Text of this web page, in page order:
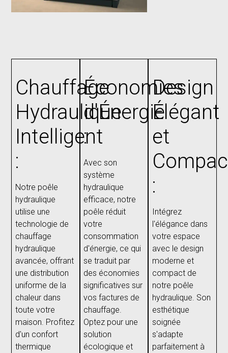
Chauffage
Hydraulique
Intelligent
:
Notre poêle
hydraulique
utilise une
technologie de
chauffage
hydraulique
avancée, offrant
une distribution
uniforme de la
chaleur dans
toute votre
maison. Profitez
d'un confort
thermique
Économies
d'Énergie
:
Avec son
système
hydraulique
efficace, notre
poêle réduit
votre
consommation
d'énergie, ce qui
se traduit par
des économies
significatives sur
vos factures de
chauffage.
Optez pour une
solution
écologique et
Design
Élégant
et
:
Intégrez
l'élégance dans
votre espace
avec le design
moderne et
compact de
notre poêle
hydraulique. Son
esthétique
soignée
s'adapte
parfaitement à